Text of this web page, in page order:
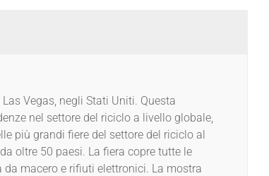
español
Nederlands
العربية
Vegas, negli Stati Uniti. Questa
nel settore del riciclo a livello globale,
più grandi fiere del settore del riciclo al
oltre 50 paesi. La fiera copre tutte le
macero e rifiuti elettronici. La mostra